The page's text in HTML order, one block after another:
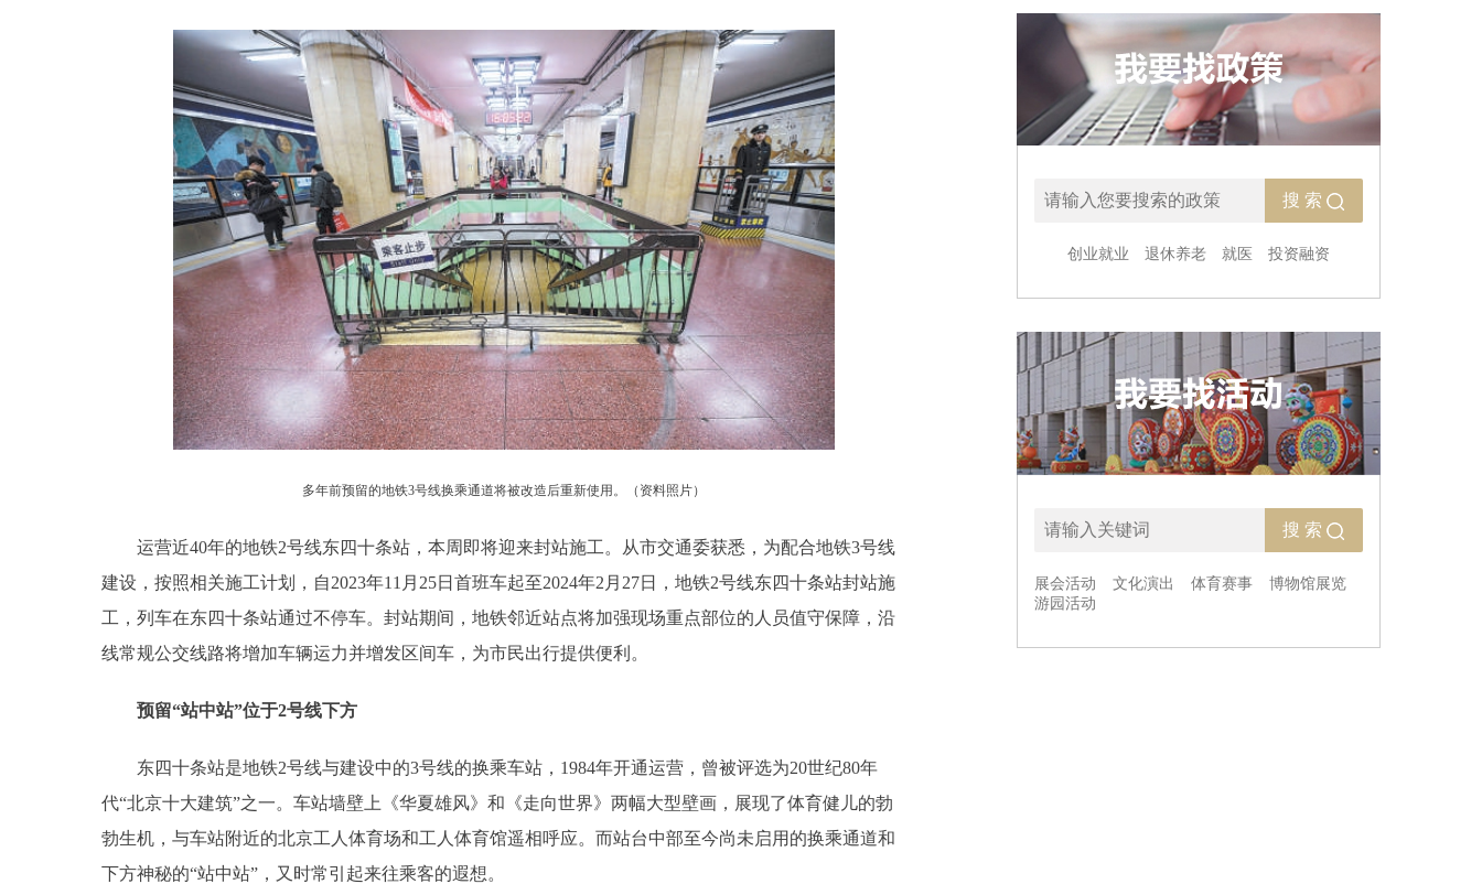
多年前预留的地铁3号线换乘通道将被改造后重新使用。（资料照片）
运营近40年的地铁2号线东四十条站，本周即将迎来封站施工。从市交通委获悉，为配合地铁3号线
建设，按照相关施工计划，自2023年11月25日首班车起至2024年2月27日，地铁2号线东四十条站封站施
工，列车在东四十条站通过不停车。封站期间，地铁邻近站点将加强现场重点部位的人员值守保障，沿
线常规公交线路将增加车辆运力并增发区间车，为市民出行提供便利。
预留“站中站”位于2号线下方
东四十条站是地铁2号线与建设中的3号线的换乘车站，1984年开通运营，曾被评选为20世纪80年
代“北京十大建筑”之一。车站墙壁上《华夏雄风》和《走向世界》两幅大型壁画，展现了体育健儿的勃
勃生机，与车站附近的北京工人体育场和工人体育馆遥相呼应。而站台中部至今尚未启用的换乘通道和
下方神秘的“站中站”，又时常引起来往乘客的遐想。